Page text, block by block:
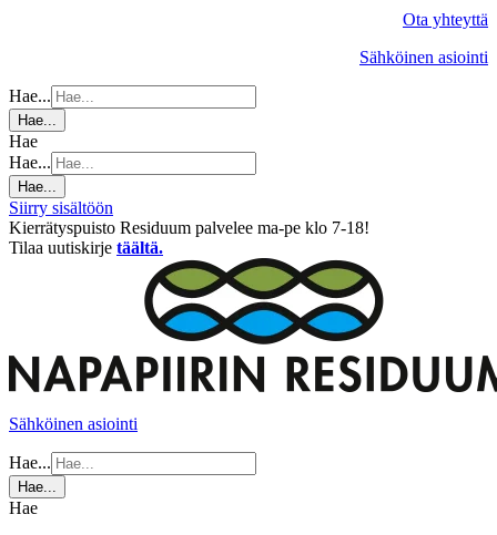
Ota yhteyttä
Sähköinen asiointi
Hae...
Hae...
Hae
Hae...
Hae...
Siirry sisältöön
Kierrätyspuisto Residuum palvelee ma-pe klo 7-18!
Tilaa uutiskirje täältä.
Sähköinen asiointi
Hae...
Hae...
Hae